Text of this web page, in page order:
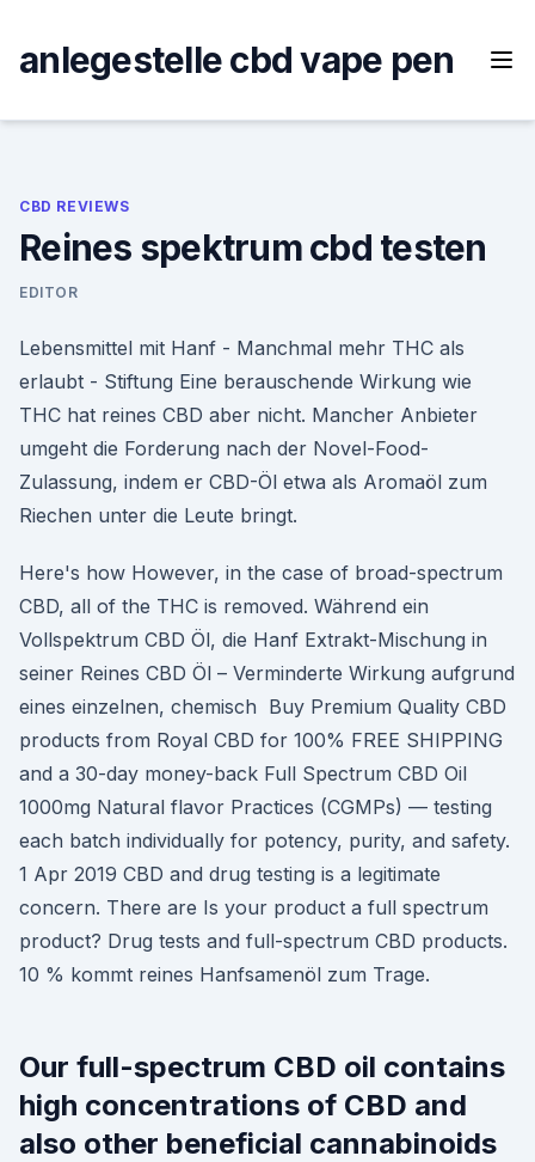
content
anlegestelle cbd vape pen
CBD REVIEWS
Reines spektrum cbd testen
EDITOR
Lebensmittel mit Hanf - Manchmal mehr THC als
erlaubt - Stiftung Eine berauschende Wirkung wie
THC hat reines CBD aber nicht. Mancher Anbieter
umgeht die Forderung nach der Novel-Food-
Zulassung, indem er CBD-Öl etwa als Aromaöl zum
Riechen unter die Leute bringt.
Here's how However, in the case of broad-spectrum
CBD, all of the THC is removed. Während ein
Vollspektrum CBD Öl, die Hanf Extrakt-Mischung in
seiner Reines CBD Öl – Verminderte Wirkung aufgrund
eines einzelnen, chemisch Buy Premium Quality CBD
products from Royal CBD for 100% FREE SHIPPING
and a 30-day money-back Full Spectrum CBD Oil
1000mg Natural flavor Practices (CGMPs) — testing
each batch individually for potency, purity, and safety.
1 Apr 2019 CBD and drug testing is a legitimate
concern. There are Is your product a full spectrum
product? Drug tests and full-spectrum CBD products.
10 % kommt reines Hanfsamenöl zum Trage.
Our full-spectrum CBD oil contains
high concentrations of CBD and
also other beneficial cannabinoids